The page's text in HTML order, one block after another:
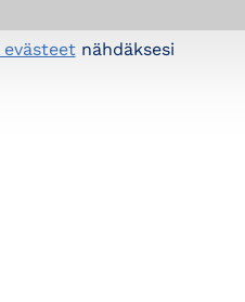
evästeetnähdäksesi